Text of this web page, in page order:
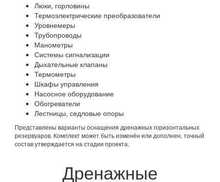
Люки, горловины
Термоэлектрические преобразователи
Уровнемеры
Трубопроводы
Манометры
Системы сигнализации
Дыхательные клапаны
Термометры
Шкафы управления
Насосное оборудование
Обогреватели
Лестницы, седловые опоры
Представлены варианты оснащения дренажных горизонтальных
резервуаров. Комплект может быть изменён или дополнен, точный
состав утверждается на стадии проекта.
Дренажные